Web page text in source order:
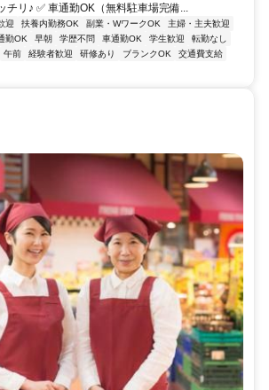
チリ♪ ✅ 車通勤OK（無料駐車場完備...
迎 扶養内勤務OK 副業・WワークOK
主婦・主夫歓迎
勤OK 早朝 学歴不問 車通勤OK 学生歓迎
転勤なし
午前 経験者歓迎 研修あり ブランクOK
交通費支給